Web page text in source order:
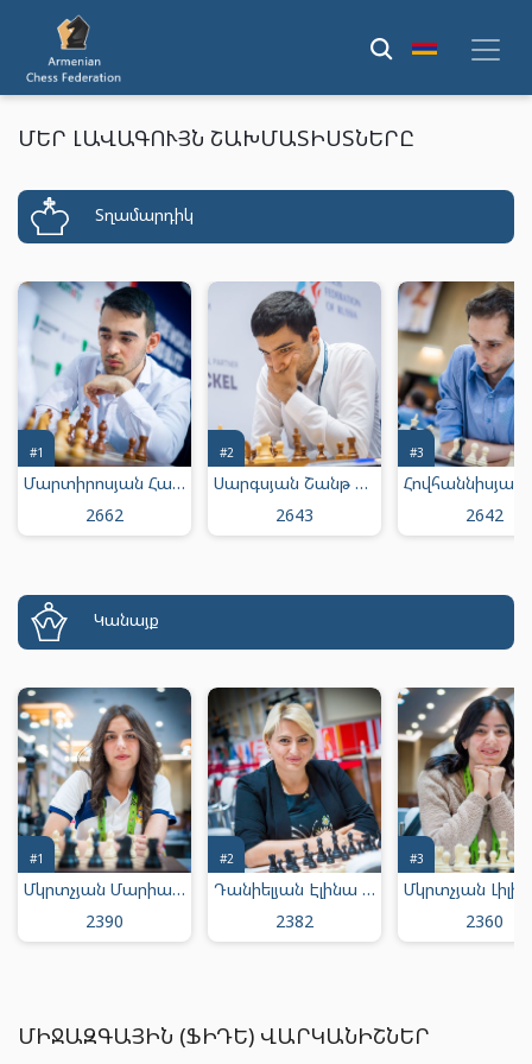
ՄԵՐ ԼԱՎԱԳՈՒՅՆ ՇԱԽՄԱՏԻՍՏՆԵՐԸ
Տղամարդիկ
Մարտիրոսյան Հայկ Միքայելի
2662
#1
Սարգսյան Շանթ Մուրադի
2643
#2
2642
#3
Կանայք
Մկրտչյան Մարիամ Արմենի
2390
#1
Դանիելյան Էլինա Յուրայի
2382
#2
2360
#3
ՄԻՋԱԶԳԱՅԻՆ (ՖԻԴԵ) ՎԱՐԿԱՆԻՇՆԵՐ